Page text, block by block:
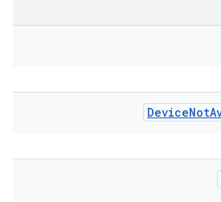
DeviceNot